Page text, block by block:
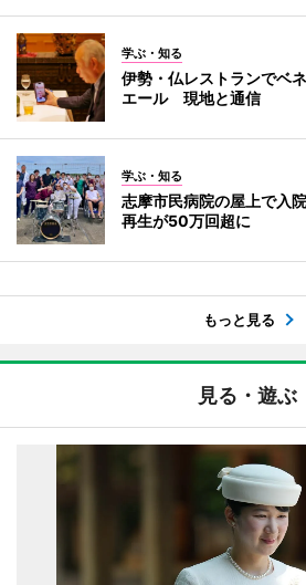
学ぶ・知る
伊勢・仏レストランでベ
エール 現地と通信
学ぶ・知る
志摩市民病院の屋上で入
再生が50万回超に
もっと見る
見る・遊ぶ